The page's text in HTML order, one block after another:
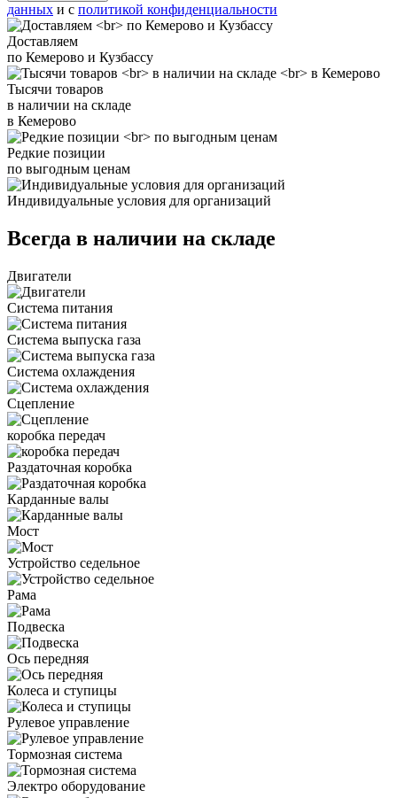
данных и с политикой конфиденциальности
Доставляем
по Кемерово и Кузбассу
Тысячи товаров
в наличии на складе
в Кемерово
Редкие позиции
по выгодным ценам
Индивидуальные условия для организаций
Всегда в наличии на складе
Двигатели
Система питания
Система выпуска газа
Система охлаждения
Сцепление
коробка передач
Раздаточная коробка
Карданные валы
Мост
Устройство седельное
Рама
Подвеска
Ось передняя
Колеса и ступицы
Рулевое управление
Тормозная система
Электро оборудование